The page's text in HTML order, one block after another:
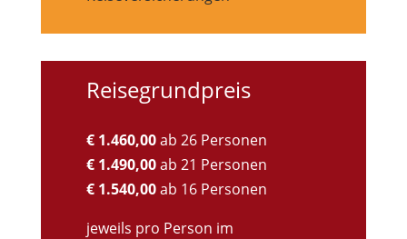
Reisegrundpreis
€ 1.460,00ab 26 Personen
€ 1.490,00ab 21 Personen
€ 1.540,00ab 16 Personen
jeweils pro Person im